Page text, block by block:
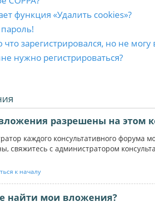
функция «Удалить cookies»?
что зарегистрировался, но не могу
нужно регистрироваться?
разрешены на этом
каждого консультативного форума
свяжитесь с администратором
к началу
найти мои вложения?